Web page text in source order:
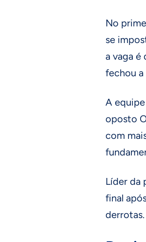
No
se
a vaga
fechou a
A
oposto
com
Líder da
final
derrotas.